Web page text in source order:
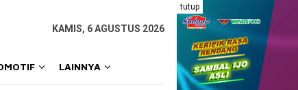
tutup
KAMIS, 6 AGUSTUS 2026
LAINNYA